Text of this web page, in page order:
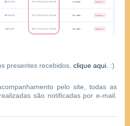
presentes recebidos, clique aqui. :)
pelo site, todas as
são notificadas por e-mail.